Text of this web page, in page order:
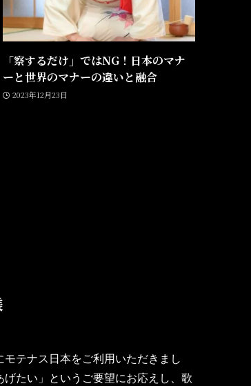
「察するだけ」ではNG！日本のマナ
ーと世界のマナーの違いと融合
2023年12月23日
テナス日本をご利用いただきまし
たい」というご要望にお応えし、歌